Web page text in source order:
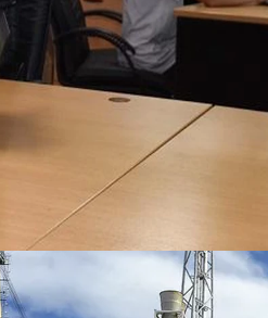
natural causada por el